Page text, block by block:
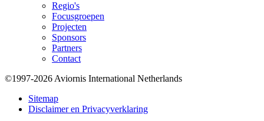
Regio's
Focusgroepen
Projecten
Sponsors
Partners
Contact
Bottom
©1997-2026 Aviornis International Netherlands
Sitemap
Disclaimer en Privacyverklaring